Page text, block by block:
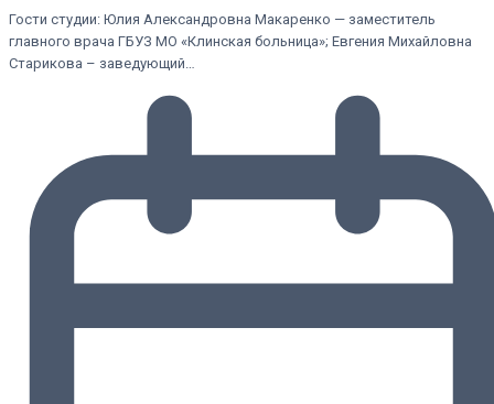
Гости студии: Юлия Александровна Макаренко — заместитель
главного врача ГБУЗ МО «Клинская больница»; Евгения Михайловна
Старикова – заведующий…